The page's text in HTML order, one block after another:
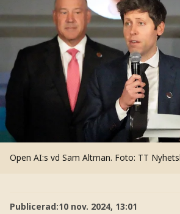
Open AI:s vd Sam Altman. Foto: TT
Publicerad:10 nov. 2024, 13:01